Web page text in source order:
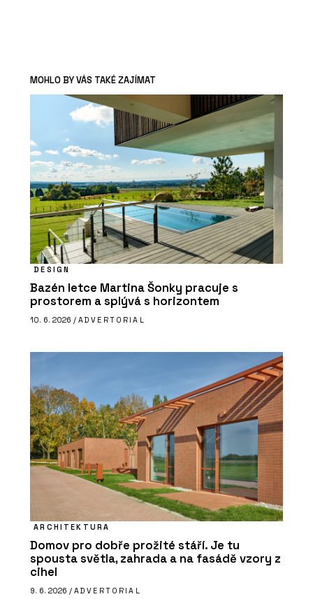
MOHLO BY VÁS TAKÉ ZAJÍMAT
DESIGN
Bazén letce Martina Šonky pracuje s
prostorem a splývá s horizontem
10. 6. 2026 / ADVERTORIAL
ARCHITEKTURA
Domov pro dobře prožité stáří. Je tu
spousta světla, zahrada a na fasádě vzory z
cihel
9. 6. 2026 / ADVERTORIAL